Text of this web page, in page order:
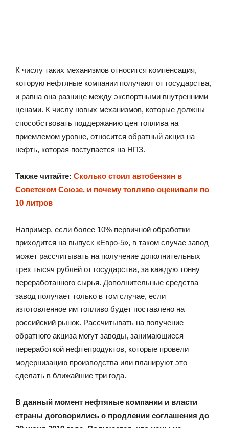
К числу таких механизмов относится компенсация,
которую нефтяные компании получают от государства,
и равна она разнице между экспортными внутренними
ценами. К числу новых механизмов, которые должны
способствовать поддержанию цен топлива на
приемлемом уровне, относится обратный акциз на
нефть, которая поступается на НПЗ.
Также читайте: Сколько стоил автобензин в
Советском Союзе, и почему топливо оценивали по
10 литров
Например, если более 10% первичной обработки
приходится на выпуск «Евро-5», в таком случае завод
может рассчитывать на получение дополнительных
трех тысяч рублей от государства, за каждую тонну
переработанного сырья. Дополнительные средства
завод получает только в том случае, если
изготовленное им топливо будет поставлено на
российский рынок. Рассчитывать на получение
обратного акциза могут заводы, занимающиеся
переработкой нефтепродуктов, которые провели
модернизацию производства или планируют это
сделать в ближайшие три года.
В данный момент нефтяные компании и власти
страны договорились о продлении соглашения до